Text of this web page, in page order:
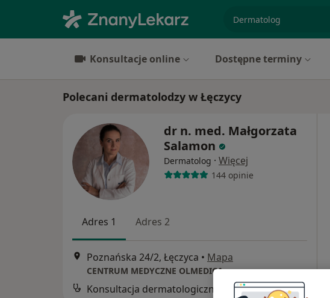
Konsultacje online Dostępne terminy
Polecani dermatolodzy w Łęczycy
dr n. med. Małgorzata
Salamon
Dermatolog · Więcej
144 opinie
Adres 1 Adres 2
Poznańska 24/2, Łęczyca • Mapa
CENTRUM MEDYCZNE OLMEDICA sp. z o.o.
Konsultacja dermatologiczna Brak ceny